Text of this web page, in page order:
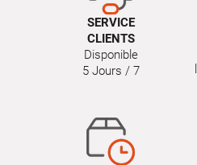
SERVICE
CLIENTS
Disponible
5 Jours / 7